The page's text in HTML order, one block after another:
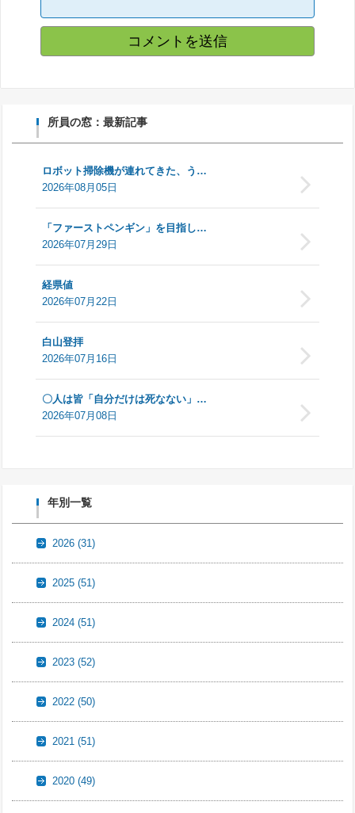
所員の窓：最新記事
ロボット掃除機が連れてきた、う…
2026年08月05日
「ファーストペンギン」を目指し…
2026年07月29日
経県値
2026年07月22日
白山登拝
2026年07月16日
〇人は皆「自分だけは死なない」…
2026年07月08日
年別一覧
2026(31)
2025(51)
2024(51)
2023(52)
2022(50)
2021(51)
2020(49)